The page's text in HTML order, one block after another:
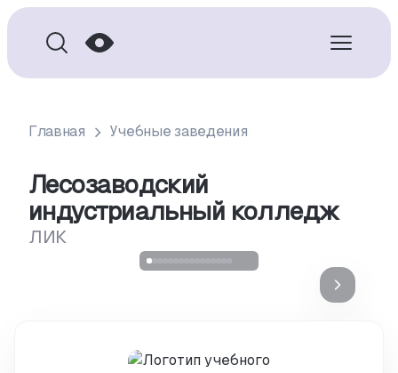
Главная Учебные заведения
Лесозаводский
индустриальный колледж
ЛИК